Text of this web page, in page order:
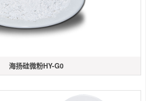
海扬硅微粉HY-G0